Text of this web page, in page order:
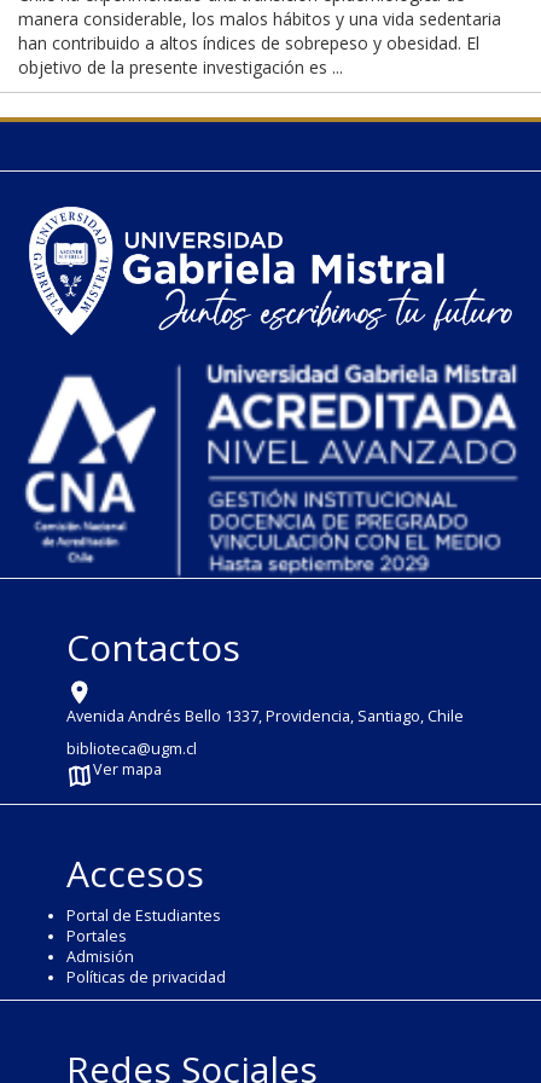
manera considerable, los malos hábitos y una vida sedentaria
han contribuido a altos índices de sobrepeso y obesidad. El
objetivo de la presente investigación es ...
Contactos
Avenida Andrés Bello 1337, Providencia, Santiago, Chile
biblioteca@ugm.cl
Ver mapa
Accesos
Portal de Estudiantes
Portales
Admisión
Políticas de privacidad
Redes Sociales